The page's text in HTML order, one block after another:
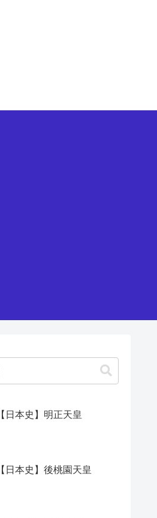
【日本史】明正天皇
【日本史】後桃園天皇